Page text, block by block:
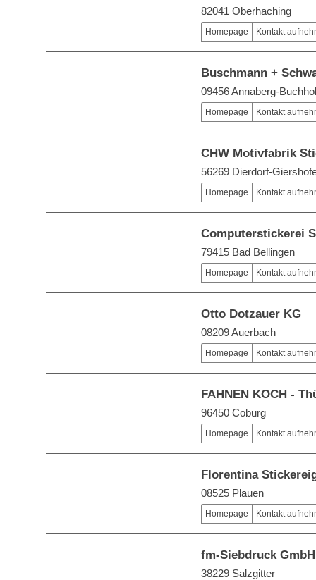
82041 Oberhaching
Homepage Kontakt
Buschmann +
09456 Annaberg-
Homepage Kontakt
CHW Motivfabrik
56269 Dierdorf-
Homepage Kontakt
Computerstickerei
79415 Bad Bellingen
Homepage Kontakt
Otto Dotzauer KG
08209 Auerbach
Homepage Kontakt
FAHNEN KOCH -
96450 Coburg
Homepage Kontakt
Florentina
08525 Plauen
Homepage Kontakt
fm-Siebdruck GmbH
38229 Salzgitter